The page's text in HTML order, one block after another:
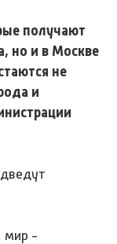
получают
но и в Москве
не
и
мир -